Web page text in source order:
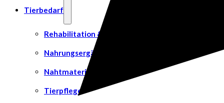
Tierbedarf
Rehabilitation & Orthopädie
Nahrungsergänzungsmittel
Nahtmaterial
Tierpflege